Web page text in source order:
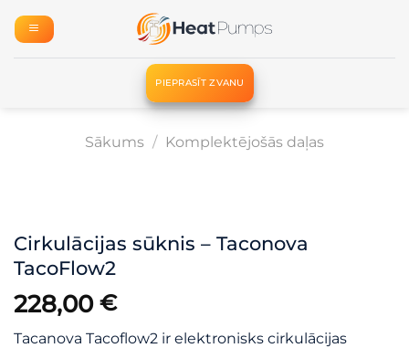
content
PIEPRASĪT ZVANU
Sākums / Komplektējošās daļas
Cirkulācijas sūknis – Taconova
TacoFlow2
228,00 €
Tacanova Tacoflow2 ir elektronisks cirkulācijas